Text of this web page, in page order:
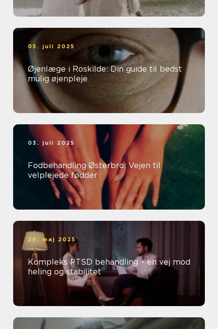
05. juli 2025
Øjenlæge i Roskilde: Din guide til bedst
mulig øjenpleje
03. juli 2025
Fodbehandling Østerbro: Vejen til
velplejede fødder
29. maj 2025
Kompleks PTSD behandling – en vej mod
heling og stabilitet